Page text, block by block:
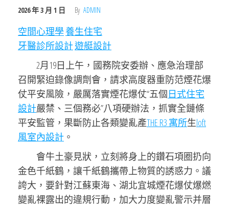
2026 年 3 月 1 日 By ADMIN
空間心理學養生住宅
牙醫診所設計遊艇設計
2月19日上午，國務院安委辦、應急治理部
召開緊迫錄像調劑會，請求高度器重防范煙花爆
仗平安風險，嚴厲落實煙花爆仗“五個日式住宅
設計嚴禁、三個務必”八項硬辦法，抓實全鏈條
平安監管，果斷防止各類變亂產THE R3 寓所生loft
風室內設計 。
會牛土豪見狀，立刻將身上的鑽石項圈扔向
金色千紙鶴，讓千紙鶴攜帶上物質的誘惑力。議
誇大， 要針對江蘇東海、湖北宜城煙花爆仗爆燃
變亂裸露出的違規行動，加大力度變亂警示并層